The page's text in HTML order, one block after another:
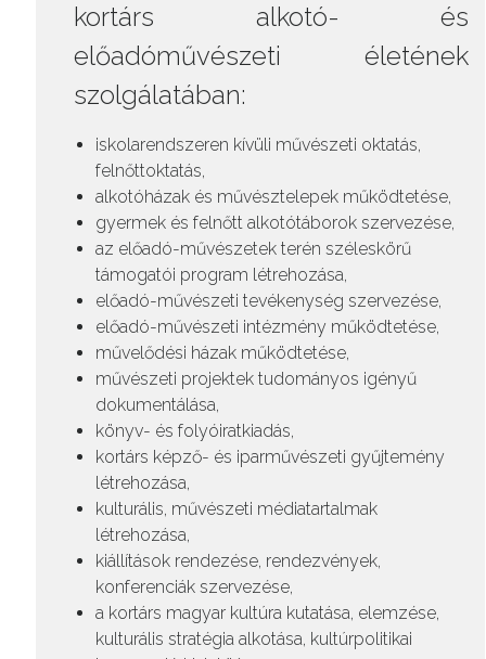
kortárs alkotó- és
előadóművészeti életének
szolgálatában:
iskolarendszeren kívüli művészeti oktatás,
felnőttoktatás,
alkotóházak és művésztelepek működtetése,
gyermek és felnőtt alkotótáborok szervezése,
az előadó-művészetek terén széleskörű
támogatói program létrehozása,
előadó-művészeti tevékenység szervezése,
előadó-művészeti intézmény működtetése,
művelődési házak működtetése,
művészeti projektek tudományos igényű
dokumentálása,
könyv- és folyóiratkiadás,
kortárs képző- és iparművészeti gyűjtemény
létrehozása,
kulturális, művészeti médiatartalmak
létrehozása,
kiállítások rendezése, rendezvények,
konferenciák szervezése,
a kortárs magyar kultúra kutatása, elemzése,
kulturális stratégia alkotása, kultúrpolitikai